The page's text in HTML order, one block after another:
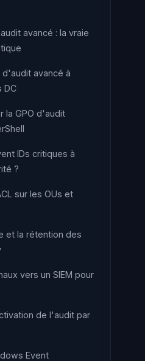
avancé : la vraie
avancé à
DC
la GPO d'audit
IDs critiques à
?
sur les OUs et
et la rétention des
vers un SIEM pour
de l'audit par
Event